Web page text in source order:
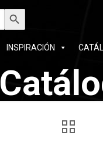
Botón de búsqueda
INSPIRACIÓN